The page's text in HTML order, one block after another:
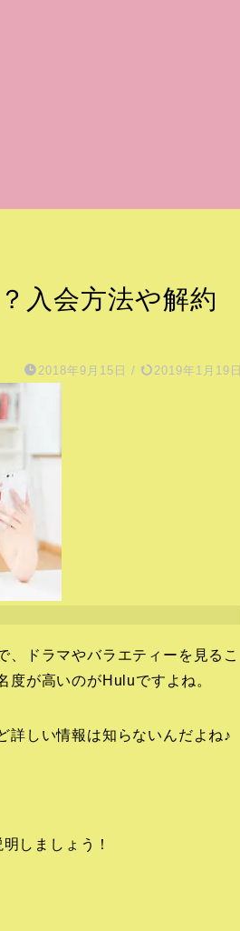
入会方法や解約
2018年9月15日 / 2019年1月19日
、ドラマやバラエティーを見るこ
度が高いのがHuluですよね。
詳しい情報は知らないんだよね♪
しましょう！